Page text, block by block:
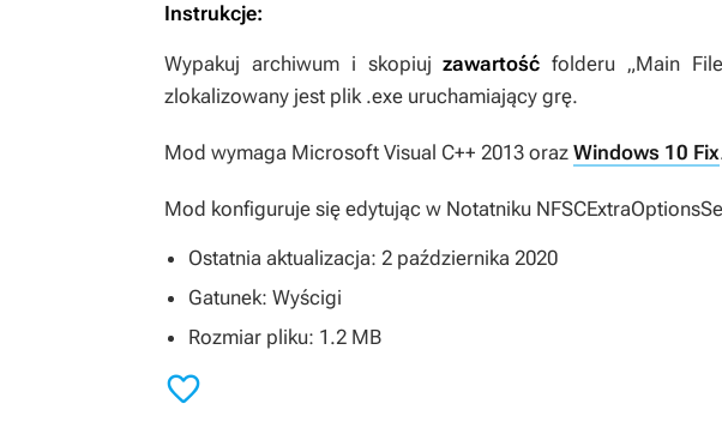
Instrukcje:
Wypakuj archiwum i skopiujzawartośćfolderu „Main
zlokalizowany jest plik .exe uruchamiający grę.
Mod wymaga Microsoft Visual C++ 2013 oraz Windows 10 Fix
Mod konfiguruje się edytując w Notatniku
Ostatnia aktualizacja: 2 października 2020
Gatunek: Wyścigi
Rozmiar pliku: 1.2 MB
